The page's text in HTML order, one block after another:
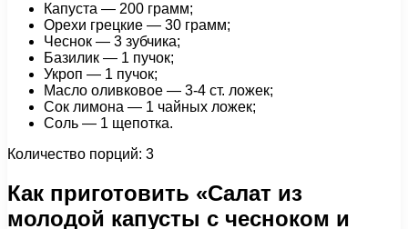
Капуста — 200 грамм;
Орехи грецкие — 30 грамм;
Чеснок — 3 зубчика;
Базилик — 1 пучок;
Укроп — 1 пучок;
Масло оливковое — 3-4 ст. ложек;
Сок лимона — 1 чайных ложек;
Соль — 1 щепотка.
Количество порций: 3
Как приготовить «Салат из
молодой капусты с чесноком и